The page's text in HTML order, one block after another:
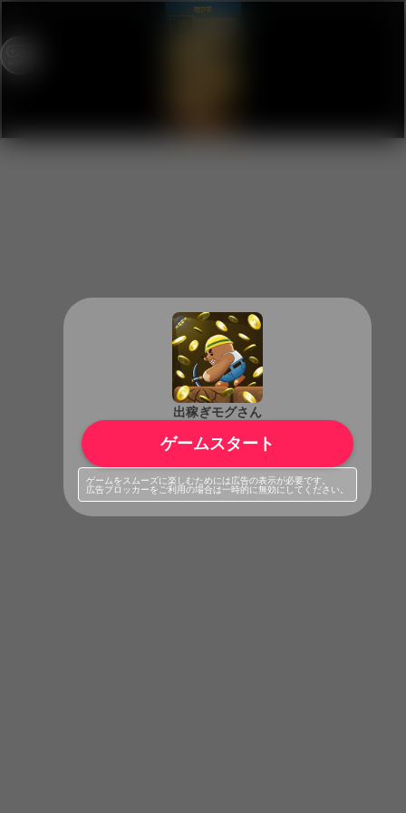
出稼ぎモグさん
ゲームスタート
ゲームをスムーズに楽しむためには広告の表示が必要です。
広告ブロッカーをご利用の場合は一時的に無効にしてください。